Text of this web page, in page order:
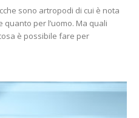
sono artropodi di cui è nota
quanto per l’uomo. Ma quali
è possibile fare per